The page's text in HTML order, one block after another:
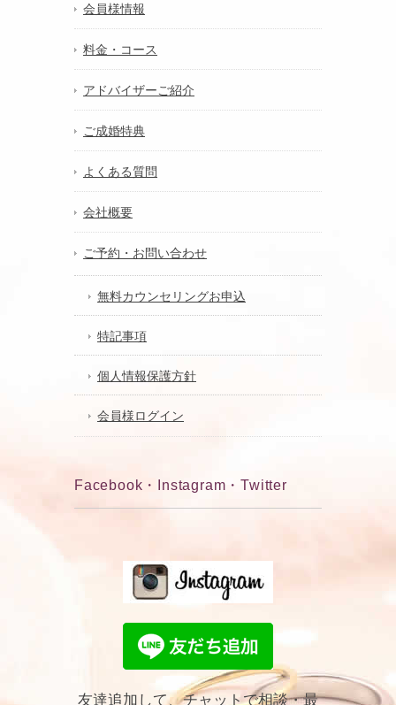
会員様情報
料金・コース
アドバイザーご紹介
ご成婚特典
よくある質問
会社概要
ご予約・お問い合わせ
無料カウンセリングお申込
特記事項
個人情報保護方針
会員様ログイン
Facebook・Instagram・Twitter
友達追加して、チャットで相談・最